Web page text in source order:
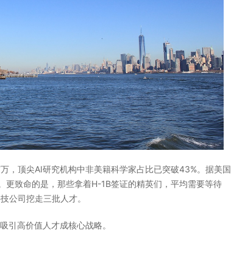
，顶尖AI研究机构中非美籍科学家占比已突破43%。据美国
致命的是，那些拿着H-1B签证的精英们，平均需要等待
司挖走三批人才。
引高价值人才成核心战略。